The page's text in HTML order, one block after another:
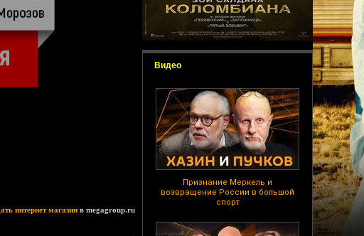
Видео
Признание Меркель и
возвращение России в большой
спорт
интернет магазин в megagroup.ru